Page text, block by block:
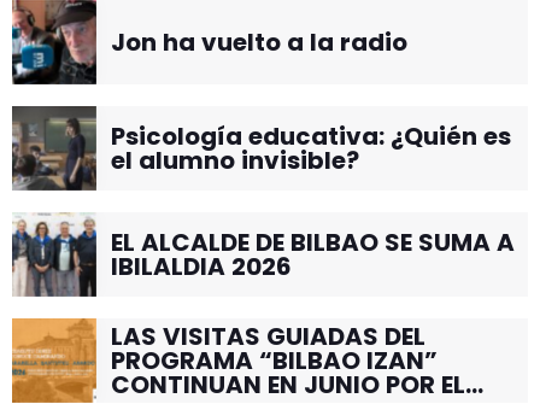
Jon ha vuelto a la radio
Psicología educativa: ¿Quién es
el alumno invisible?
EL ALCALDE DE BILBAO SE SUMA A
IBILALDIA 2026
LAS VISITAS GUIADAS DEL
PROGRAMA “BILBAO IZAN”
CONTINUAN EN JUNIO POR EL